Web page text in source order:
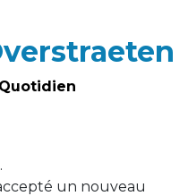
un nouveau